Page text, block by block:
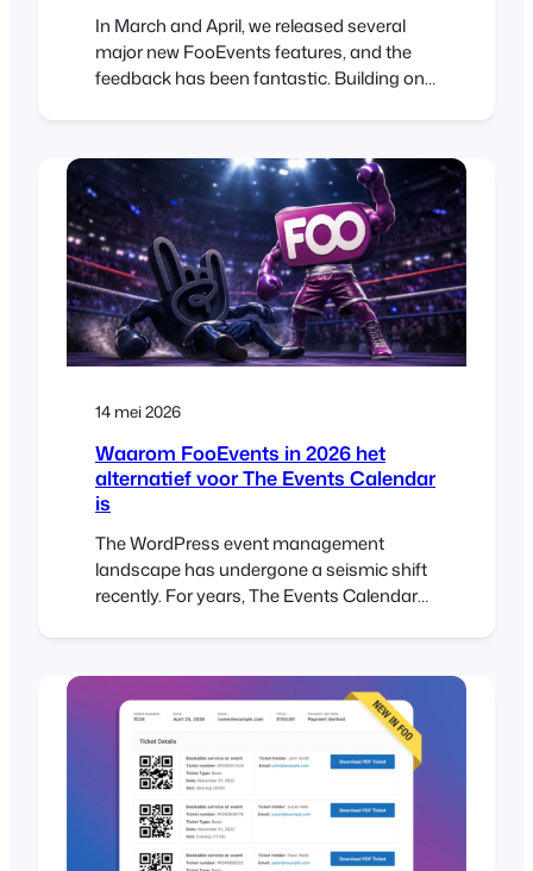
In March and April, we released several
major new FooEvents features, and the
feedback has been fantastic. Building on
FooEvents customers have been asking
for. New Table Variation Layout Option
We’ve added a new table variation display
option that shows WooCommerce
variations in…
14 mei 2026
Waarom FooEvents in 2026 het
alternatief voor The Events Calendar
is
The WordPress event management
landscape has undergone a seismic shift
recently. For years, The Events Calendar
different kind of energy—and it’s not the
good kind. If you’ve been feeling the
“corporate chill” from your current plugin
provider, you aren’t alone….